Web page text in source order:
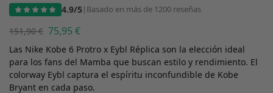
4.9/5| Basado en más de 1200 reseñas
151,90€ 75,95 €
Las Nike Kobe 6 Protro x Eybl Réplica son la elección ideal
para los fans del Mamba que buscan estilo y rendimiento. El
colorway Eybl captura el espíritu inconfundible de Kobe
Bryant en cada paso.